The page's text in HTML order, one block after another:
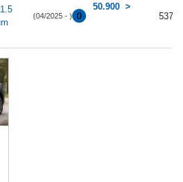
(04/2025 - )
50.900
537